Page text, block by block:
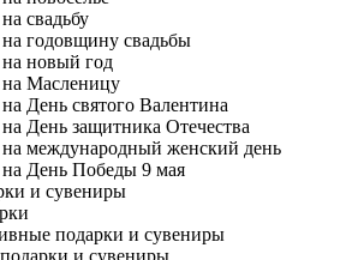
свадьбу
годовщину свадьбы
новый год
Масленицу
День святого Валентина
День защитника Отечества
международный женский день
День Победы 9 мая
и сувениры
подарки и сувениры
и сувениры